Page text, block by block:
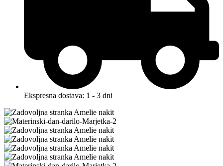
Ekspresna dostava: 1 - 3 dni